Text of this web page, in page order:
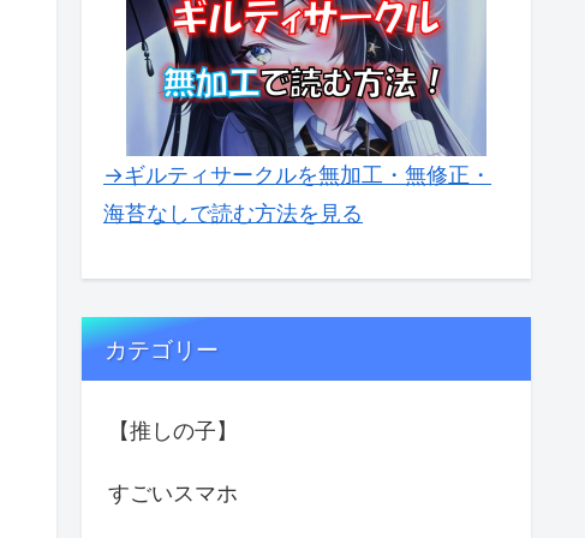
→ギルティサークルを無加工・無修正・
海苔なしで読む方法を見る
カテゴリー
【推しの子】
すごいスマホ